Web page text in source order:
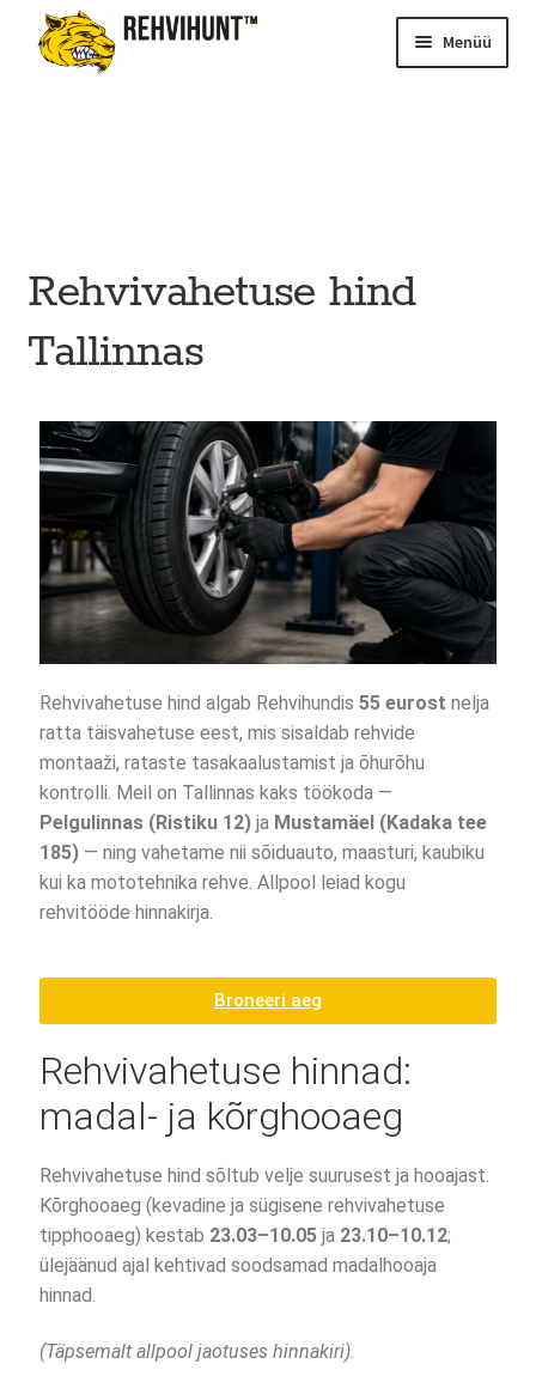
Menüü
Rehvivahetuse hind
Tallinnas
Rehvivahetuse hind algab Rehvihundis 55 eurost nelja
ratta täisvahetuse eest, mis sisaldab rehvide
montaaži, rataste tasakaalustamist ja õhurõhu
kontrolli. Meil on Tallinnas kaks töökoda —
Pelgulinnas (Ristiku 12)ja Mustamäel (Kadaka tee
185)— ning vahetame nii sõiduauto, maasturi, kaubiku
kui ka mototehnika rehve. Allpool leiad kogu
rehvitööde hinnakirja.
Broneeri aeg
Rehvivahetuse hinnad:
madal- ja kõrghooaeg
Rehvivahetuse hind sõltub velje suurusest ja hooajast.
Kõrghooaeg (kevadine ja sügisene rehvivahetuse
tipphooaeg) kestab 23.03–10.05ja 23.10–10.12;
ülejäänud ajal kehtivad soodsamad madalhooaja
hinnad.
(Täpsemalt allpool jaotuses hinnakiri).